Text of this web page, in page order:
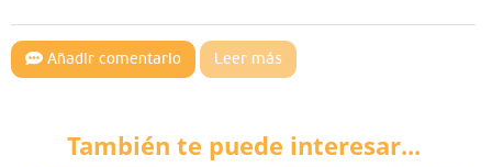
Añadir comentario Leer más
También te puede interesar...